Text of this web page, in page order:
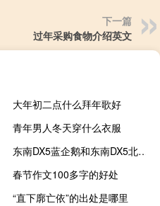
下一篇
过年采购食物介绍英文
大年初二点什么拜年歌好
青年男人冬天穿什么衣服
东南DX5蓝企鹅和东南DX5北极熊正式上市
春节作文100多字的好处
“直下廓亡依”的出处是哪里